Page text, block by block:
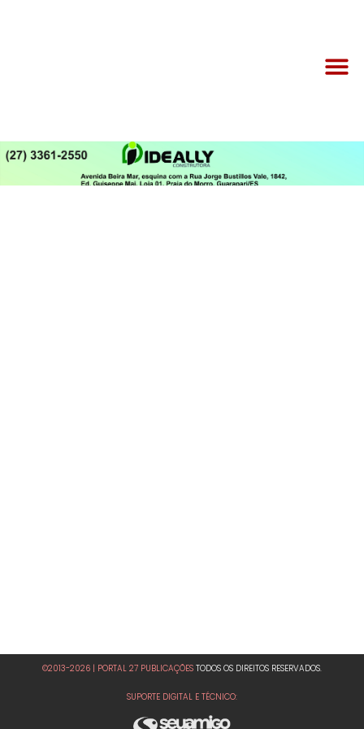
©2013-2026 | PORTAL 27 PUBLICAÇÕES TODOS OS DIREITOS RESERVADOS.
SUPORTE DIGITAL E TÉCNICO: